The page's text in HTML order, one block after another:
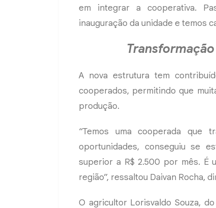
em integrar a cooperativa.
inauguração da unidade e temos
A nova estrutura tem
cooperados, permitindo que
produção.
“Temos uma cooperada que
oportunidades, conseguiu se
superior a R$ 2.500 por mês. É
região”, ressaltou Daivan Rocha,
O agricultor Lorisvaldo Souza,